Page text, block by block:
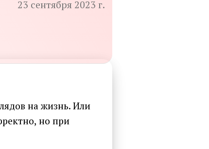
23 сентября 2023 г.
на жизнь. Или
но при